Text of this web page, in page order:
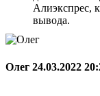
Алиэкспрес,
вывода.
Олег 24.03.2022